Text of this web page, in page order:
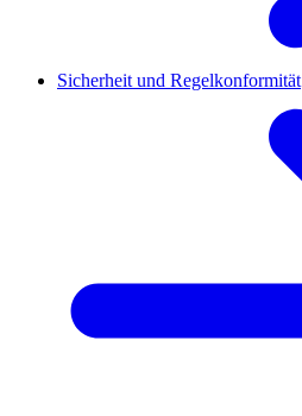
Sicherheit und Regelkonformität